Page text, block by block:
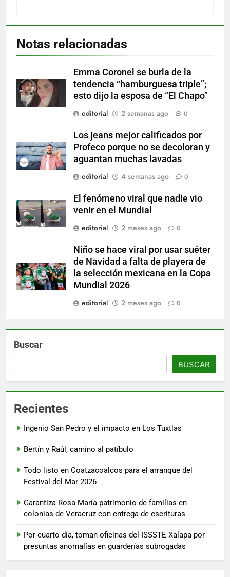
Notas relacionadas
Emma Coronel se burla de la
tendencia “hamburguesa triple”;
esto dijo la esposa de “El Chapo”
editorial
2 semanas ago 0
Los jeans mejor calificados por
Profeco porque no se decoloran y
aguantan muchas lavadas
editorial
4 semanas ago 0
El fenómeno viral que nadie vio
venir en el Mundial
editorial
2 meses ago 0
Niño se hace viral por usar suéter
de Navidad a falta de playera de
la selección mexicana en la Copa
Mundial 2026
editorial
2 meses ago 0
Buscar
BUSCAR
Recientes
Ingenio San Pedro y el impacto en Los Tuxtlas
Bertín y Raúl, camino al patíbulo
Todo listo en Coatzacoalcos para el arranque del
Festival del Mar 2026
Garantiza Rosa María patrimonio de familias en
colonias de Veracruz con entrega de escrituras
Por cuarto día, toman oficinas del ISSSTE Xalapa por
presuntas anomalías en guarderías subrogadas